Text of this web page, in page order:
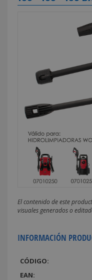
El contenido de este
visuales generados o
INFORMACIÓN
CÓDIGO:
EAN: